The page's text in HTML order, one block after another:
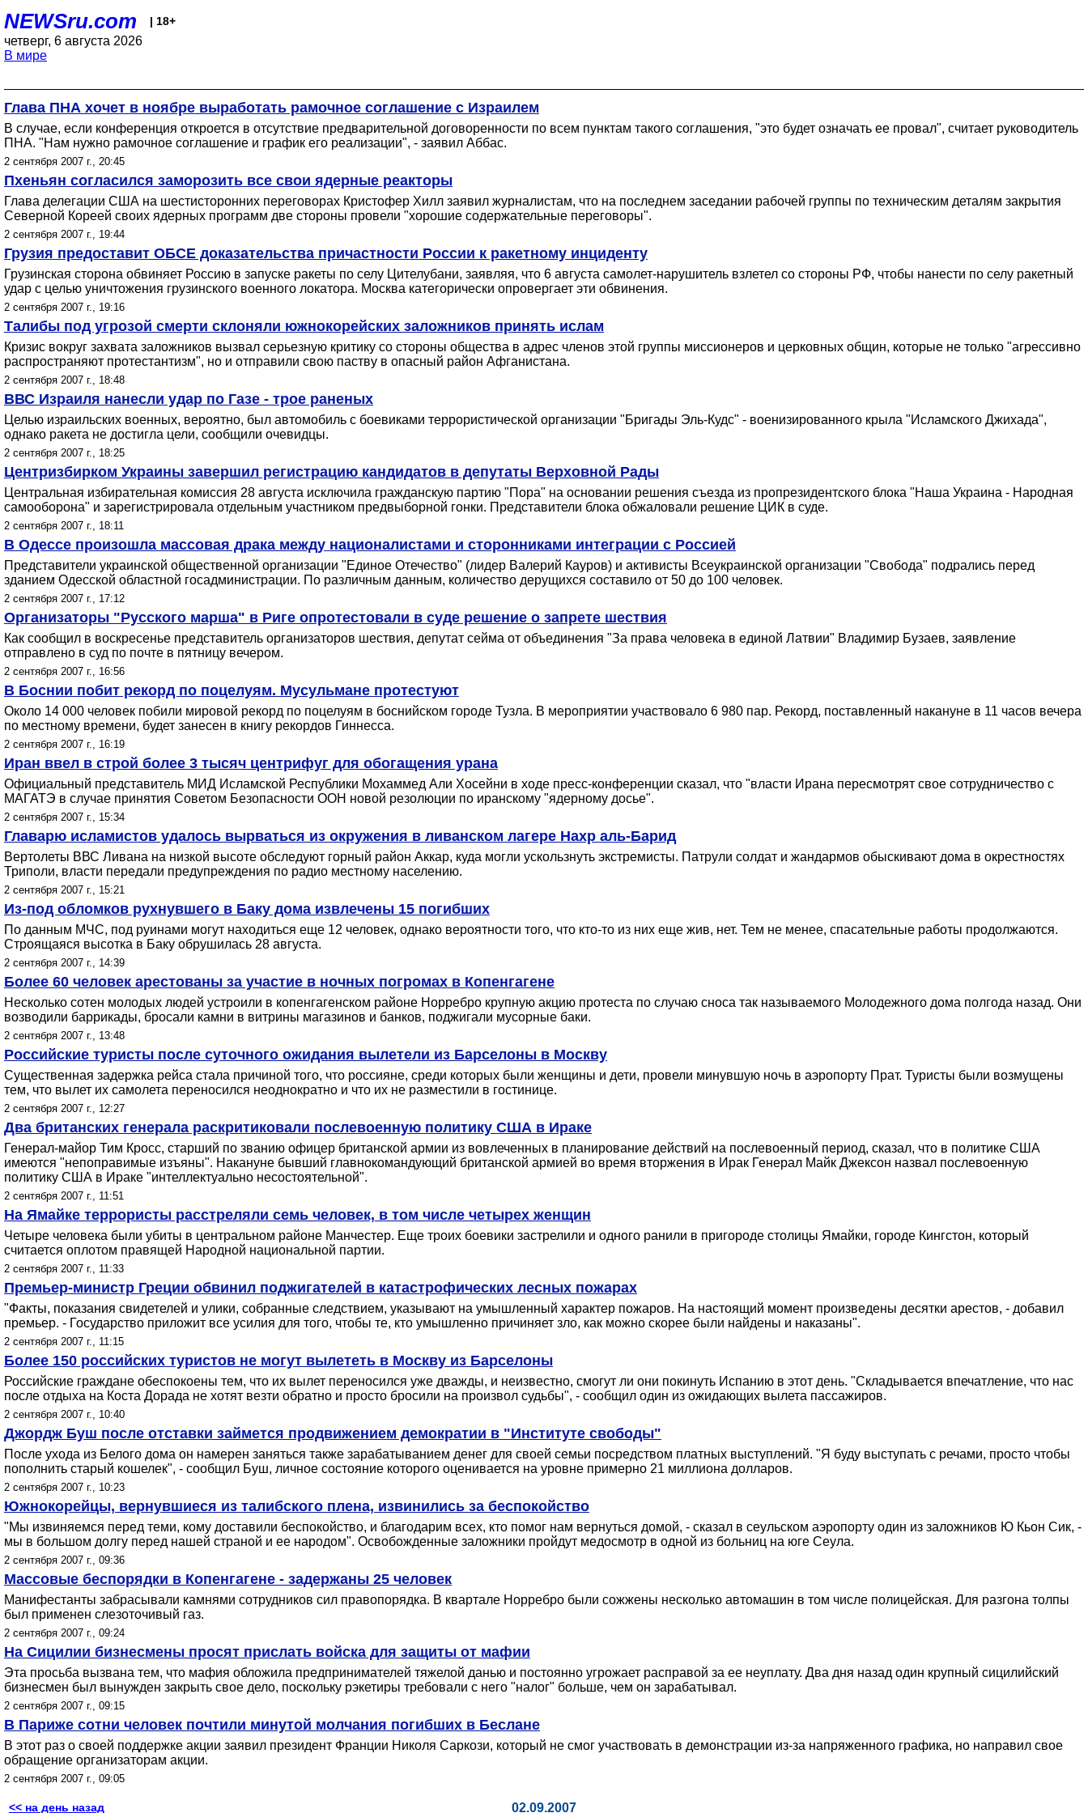
NEWSru.com | 18+
четверг, 6 августа 2026
В мире
Глава ПНА хочет в ноябре выработать рамочное соглашение с Израилем
В случае, если конференция откроется в отсутствие предварительной договоренности по всем пунктам такого соглашения, "это будет означать ее провал", считает руководитель
ПНА. "Нам нужно рамочное соглашение и график его реализации", - заявил Аббас.
2 сентября 2007 г., 20:45
Пхеньян согласился заморозить все свои ядерные реакторы
Глава делегации США на шестисторонних переговорах Кристофер Хилл заявил журналистам, что на последнем заседании рабочей группы по техническим деталям закрытия
Северной Кореей своих ядерных программ две стороны провели "хорошие содержательные переговоры".
2 сентября 2007 г., 19:44
Грузия предоставит ОБСЕ доказательства причастности России к ракетному инциденту
Грузинская сторона обвиняет Россию в запуске ракеты по селу Цителубани, заявляя, что 6 августа самолет-нарушитель взлетел со стороны РФ, чтобы нанести по селу ракетный
удар с целью уничтожения грузинского военного локатора. Москва категорически опровергает эти обвинения.
2 сентября 2007 г., 19:16
Талибы под угрозой смерти склоняли южнокорейских заложников принять ислам
Кризис вокруг захвата заложников вызвал серьезную критику со стороны общества в адрес членов этой группы миссионеров и церковных общин, которые не только "агрессивно
распространяют протестантизм", но и отправили свою паству в опасный район Афганистана.
2 сентября 2007 г., 18:48
ВВС Израиля нанесли удар по Газе - трое раненых
Целью израильских военных, вероятно, был автомобиль с боевиками террористической организации "Бригады Эль-Кудс" - военизированного крыла "Исламского Джихада",
однако ракета не достигла цели, сообщили очевидцы.
2 сентября 2007 г., 18:25
Центризбирком Украины завершил регистрацию кандидатов в депутаты Верховной Рады
Центральная избирательная комиссия 28 августа исключила гражданскую партию "Пора" на основании решения съезда из пропрезидентского блока "Наша Украина - Народная
самооборона" и зарегистрировала отдельным участником предвыборной гонки. Представители блока обжаловали решение ЦИК в суде.
2 сентября 2007 г., 18:11
В Одессе произошла массовая драка между националистами и сторонниками интеграции с Россией
Представители украинской общественной организации "Единое Отечество" (лидер Валерий Кауров) и активисты Всеукраинской организации "Свобода" подрались перед
зданием Одесской областной госадминистрации. По различным данным, количество дерущихся составило от 50 до 100 человек.
2 сентября 2007 г., 17:12
Организаторы "Русского марша" в Риге опротестовали в суде решение о запрете шествия
Как сообщил в воскресенье представитель организаторов шествия, депутат сейма от объединения "За права человека в единой Латвии" Владимир Бузаев, заявление
отправлено в суд по почте в пятницу вечером.
2 сентября 2007 г., 16:56
В Боснии побит рекорд по поцелуям. Мусульмане протестуют
Около 14 000 человек побили мировой рекорд по поцелуям в боснийском городе Тузла. В мероприятии участвовало 6 980 пар. Рекорд, поставленный накануне в 11 часов вечера
по местному времени, будет занесен в книгу рекордов Гиннесса.
2 сентября 2007 г., 16:19
Иран ввел в строй более 3 тысяч центрифуг для обогащения урана
Официальный представитель МИД Исламской Республики Мохаммед Али Хосейни в ходе пресс-конференции сказал, что "власти Ирана пересмотрят свое сотрудничество с
МАГАТЭ в случае принятия Советом Безопасности ООН новой резолюции по иранскому "ядерному досье".
2 сентября 2007 г., 15:34
Главарю исламистов удалось вырваться из окружения в ливанском лагере Нахр аль-Барид
Вертолеты ВВС Ливана на низкой высоте обследуют горный район Аккар, куда могли ускользнуть экстремисты. Патрули солдат и жандармов обыскивают дома в окрестностях
Триполи, власти передали предупреждения по радио местному населению.
2 сентября 2007 г., 15:21
Из-под обломков рухнувшего в Баку дома извлечены 15 погибших
По данным МЧС, под руинами могут находиться еще 12 человек, однако вероятности того, что кто-то из них еще жив, нет. Тем не менее, спасательные работы продолжаются.
Строящаяся высотка в Баку обрушилась 28 августа.
2 сентября 2007 г., 14:39
Более 60 человек арестованы за участие в ночных погромах в Копенгагене
Несколько сотен молодых людей устроили в копенгагенском районе Норребро крупную акцию протеста по случаю сноса так называемого Молодежного дома полгода назад. Они
возводили баррикады, бросали камни в витрины магазинов и банков, поджигали мусорные баки.
2 сентября 2007 г., 13:48
Российские туристы после суточного ожидания вылетели из Барселоны в Москву
Существенная задержка рейса стала причиной того, что россияне, среди которых были женщины и дети, провели минувшую ночь в аэропорту Прат. Туристы были возмущены
тем, что вылет их самолета переносился неоднократно и что их не разместили в гостинице.
2 сентября 2007 г., 12:27
Два британских генерала раскритиковали послевоенную политику США в Ираке
Генерал-майор Тим Кросс, старший по званию офицер британской армии из вовлеченных в планирование действий на послевоенный период, сказал, что в политике США
имеются "непоправимые изъяны". Накануне бывший главнокомандующий британской армией во время вторжения в Ирак Генерал Майк Джексон назвал послевоенную
политику США в Ираке "интеллектуально несостоятельной".
2 сентября 2007 г., 11:51
На Ямайке террористы расстреляли семь человек, в том числе четырех женщин
Четыре человека были убиты в центральном районе Манчестер. Еще троих боевики застрелили и одного ранили в пригороде столицы Ямайки, городе Кингстон, который
считается оплотом правящей Народной национальной партии.
2 сентября 2007 г., 11:33
Премьер-министр Греции обвинил поджигателей в катастрофических лесных пожарах
"Факты, показания свидетелей и улики, собранные следствием, указывают на умышленный характер пожаров. На настоящий момент произведены десятки арестов, - добавил
премьер. - Государство приложит все усилия для того, чтобы те, кто умышленно причиняет зло, как можно скорее были найдены и наказаны".
2 сентября 2007 г., 11:15
Более 150 российских туристов не могут вылететь в Москву из Барселоны
Российские граждане обеспокоены тем, что их вылет переносился уже дважды, и неизвестно, смогут ли они покинуть Испанию в этот день. "Складывается впечатление, что нас
после отдыха на Коста Дорада не хотят везти обратно и просто бросили на произвол судьбы", - сообщил один из ожидающих вылета пассажиров.
2 сентября 2007 г., 10:40
Джордж Буш после отставки займется продвижением демократии в "Институте свободы"
После ухода из Белого дома он намерен заняться также зарабатыванием денег для своей семьи посредством платных выступлений. "Я буду выступать с речами, просто чтобы
пополнить старый кошелек", - сообщил Буш, личное состояние которого оценивается на уровне примерно 21 миллиона долларов.
2 сентября 2007 г., 10:23
Южнокорейцы, вернувшиеся из талибского плена, извинились за беспокойство
"Мы извиняемся перед теми, кому доставили беспокойство, и благодарим всех, кто помог нам вернуться домой, - сказал в сеульском аэропорту один из заложников Ю Кьон Сик, -
мы в большом долгу перед нашей страной и ее народом". Освобожденные заложники пройдут медосмотр в одной из больниц на юге Сеула.
2 сентября 2007 г., 09:36
Массовые беспорядки в Копенгагене - задержаны 25 человек
Манифестанты забрасывали камнями сотрудников сил правопорядка. В квартале Норребро были сожжены несколько автомашин в том числе полицейская. Для разгона толпы
был применен слезоточивый газ.
2 сентября 2007 г., 09:24
На Сицилии бизнесмены просят прислать войска для защиты от мафии
Эта просьба вызвана тем, что мафия обложила предпринимателей тяжелой данью и постоянно угрожает расправой за ее неуплату. Два дня назад один крупный сицилийский
бизнесмен был вынужден закрыть свое дело, поскольку рэкетиры требовали с него "налог" больше, чем он зарабатывал.
2 сентября 2007 г., 09:15
В Париже сотни человек почтили минутой молчания погибших в Беслане
В этот раз о своей поддержке акции заявил президент Франции Николя Саркози, который не смог участвовать в демонстрации из-за напряженного графика, но направил свое
обращение организаторам акции.
2 сентября 2007 г., 09:05
<< на день назад 02.09.2007